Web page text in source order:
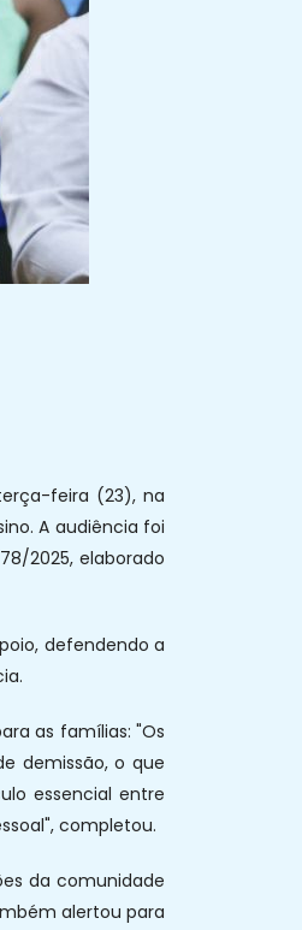
feira (23), na
A audiência foi
2025, elaborado
defendendo a
as famílias: "Os
demissão, o que
essencial entre
completou.
da comunidade
alertou para